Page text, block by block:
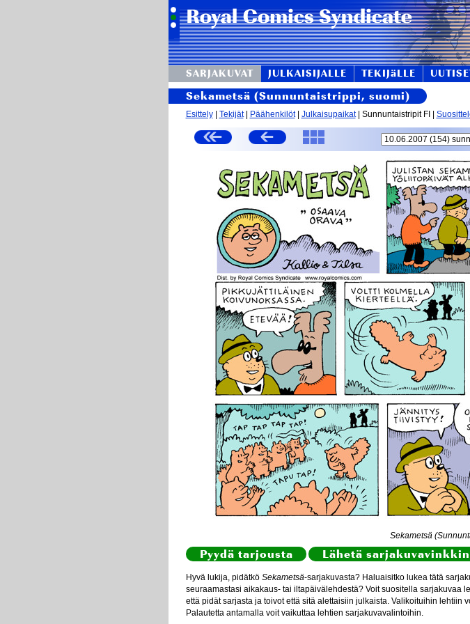
SARJAKUVAT
JULKAISIJALLE TEKIJäLLE
Sekametsä (Sunnuntaistrippi, suomi)
Esittely| Tekijät| Päähenkilöt| Julkaisupaikat| Sunnuntaistripit FI |
Sekametsä
Pyydä tarjousta Lähetä
Hyvä lukija, pidätkö Sekametsä-sarjakuvasta? Haluaisitko lukea tätä
seuraamastasi aikakaus- tai iltapäivälehdestä? Voit suositella sarjakuvaa
että pidät sarjasta ja toivot että sitä alettaisiin julkaista. Valikoituihin lehtiin
Palautetta antamalla voit vaikuttaa lehtien sarjakuvavalintoihin.